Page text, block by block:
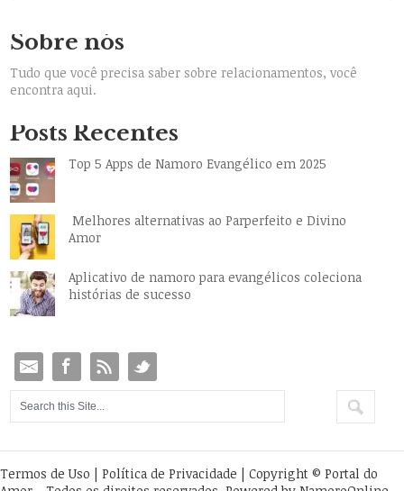
Sobre nós
Tudo que você precisa saber sobre relacionamentos, você
encontra aqui.
Posts Recentes
Top 5 Apps de Namoro Evangélico em 2025
Melhores alternativas ao Parperfeito e Divino
Amor
Aplicativo de namoro para evangélicos coleciona
histórias de sucesso
Termos de Uso | Política de Privacidade | Copyright © Portal do